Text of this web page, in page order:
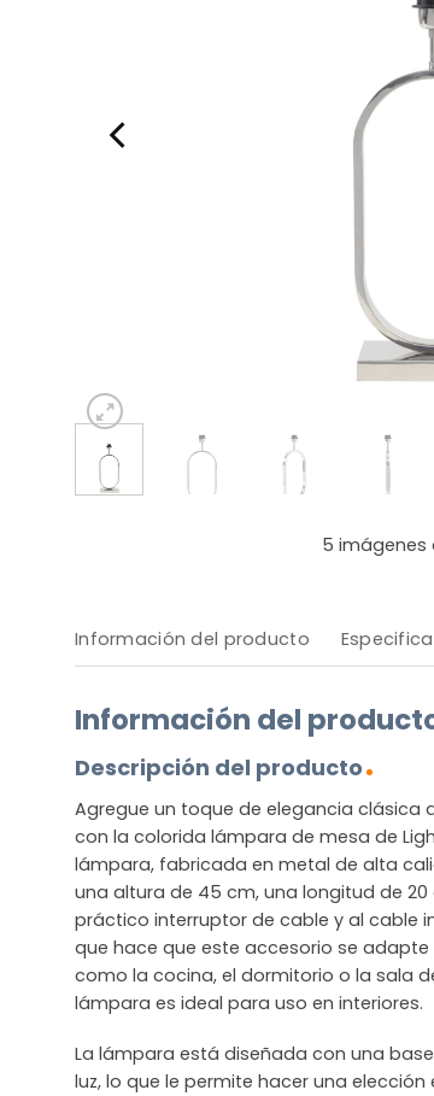
5 imágenes
Información del producto
Información del
Descripción del producto
Agregue un toque de elegancia
con la colorida lámpara de mesa de
lámpara, fabricada en metal de alta
una altura de 45 cm, una longitud de 20
práctico interruptor de cable y al cable
que hace que este accesorio se
como la cocina, el dormitorio o la sala
lámpara es ideal para uso en interiores.
La lámpara está diseñada con una
luz, lo que le permite hacer una